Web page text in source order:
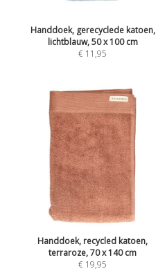
Handdoek, gerecyclede katoen,
lichtblauw, 50 x 100 cm
€ 11,95
Handdoek, recycled katoen,
terraroze, 70 x 140 cm
€ 19,95